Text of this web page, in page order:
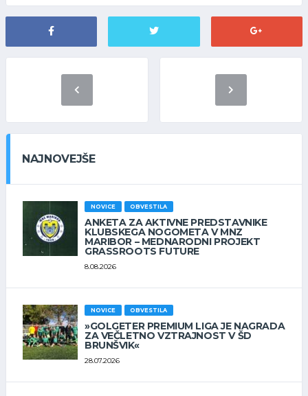
NAJNOVEJŠE
NOVICE OBVESTILA
ANKETA ZA AKTIVNE PREDSTAVNIKE
KLUBSKEGA NOGOMETA V MNZ
MARIBOR – MEDNARODNI PROJEKT
GRASSROOTS FUTURE
8.08.2026
NOVICE OBVESTILA
»GOLGETER PREMIUM LIGA JE NAGRADA
ZA VEČLETNO VZTRAJNOST V ŠD
BRUNŠVIK«
28.07.2026